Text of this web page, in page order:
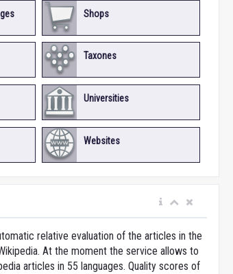
Shops
Taxones
Universities
Websites
relative evaluation of the articles in the
At the moment the service allows to
articles in 55 languages. Quality scores of